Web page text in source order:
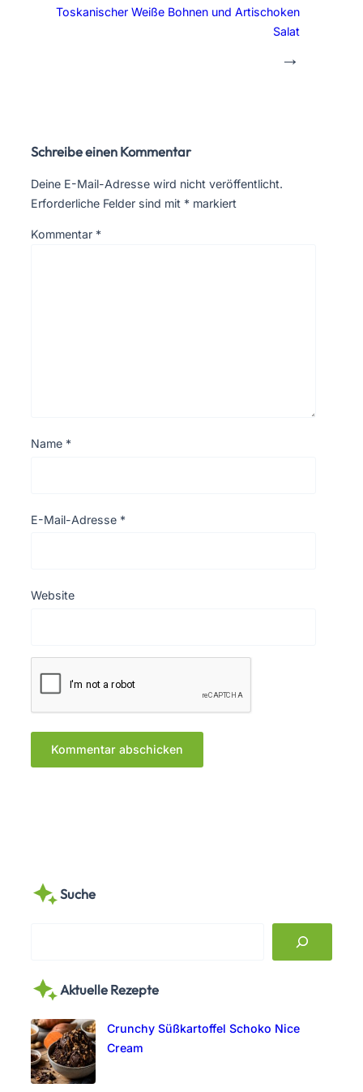
Toskanischer Weiße Bohnen und Artischoken
Salat
→
Schreibe einen Kommentar
Deine E-Mail-Adresse wird nicht veröffentlicht.
Erforderliche Felder sind mit * markiert
Kommentar *
Name *
E-Mail-Adresse *
Website
Suche
r
h
Aktuelle Rezepte
Crunchy Süßkartoffel Schoko Nice
Cream